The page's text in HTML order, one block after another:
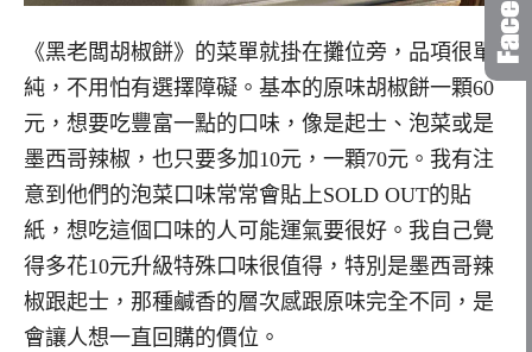
《黑老闆胡椒餅》的菜單就掛在攤位旁， 品項很單
純， 不用怕有選擇障礙。 基本的原味胡椒餅一顆60
元， 想要吃豐富一點的口味， 像是起士、 泡菜或是
墨西哥辣椒， 也只要多加10元， 一顆70元。 我有注
意到他們的泡菜口味常常會貼上SOLD OUT的貼
紙， 想吃這個口味的人可能運氣要很好。 我自己覺
得多花10元升級特殊口味很值得， 特別是墨西哥辣
椒跟起士， 那種鹹香的層次感跟原味完全不同， 是
會讓人想一直回購的價位。